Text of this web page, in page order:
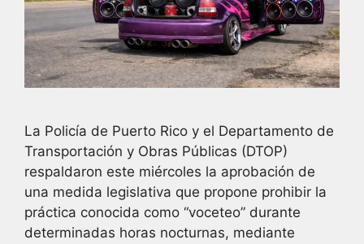
La Policía de Puerto Rico y el Departamento de
Transportación y Obras Públicas (DTOP)
respaldaron este miércoles la aprobación de
una medida legislativa que propone prohibir la
práctica conocida como “voceteo” durante
determinadas horas nocturnas, mediante